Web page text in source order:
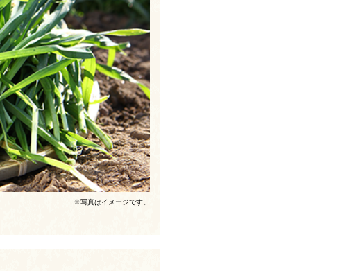
※写真はイメージです。